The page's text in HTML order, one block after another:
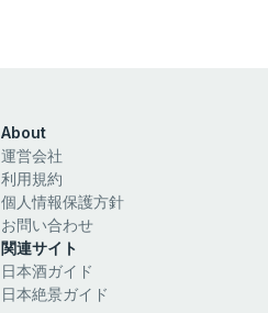
About
運営会社
利用規約
個人情報保護方針
お問い合わせ
関連サイト
日本酒ガイド
日本絶景ガイド